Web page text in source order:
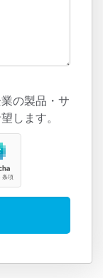
の製品・サ
します。